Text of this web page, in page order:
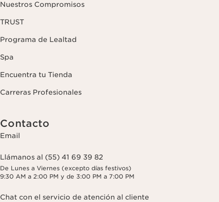
Nuestros Compromisos
TRUST
Programa de Lealtad
Spa
Encuentra tu Tienda
Carreras Profesionales
Contacto
Email
Llámanos al (55) 41 69 39 82
De Lunes a Viernes (excepto días festivos)
9:30 AM a 2:00 PM y de 3:00 PM a 7:00 PM
Chat con el servicio de atención al cliente